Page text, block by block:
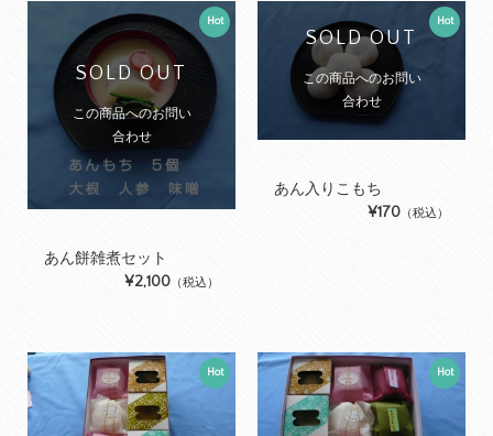
SOLD OUT
この商品へのお問い
合わせ
Hot
あん餅雑煮セット
¥2,100 （税込）
SOLD OUT
この商品へのお問い
合わせ
Hot
あん入りこもち
¥170 （税込）
Hot Hot